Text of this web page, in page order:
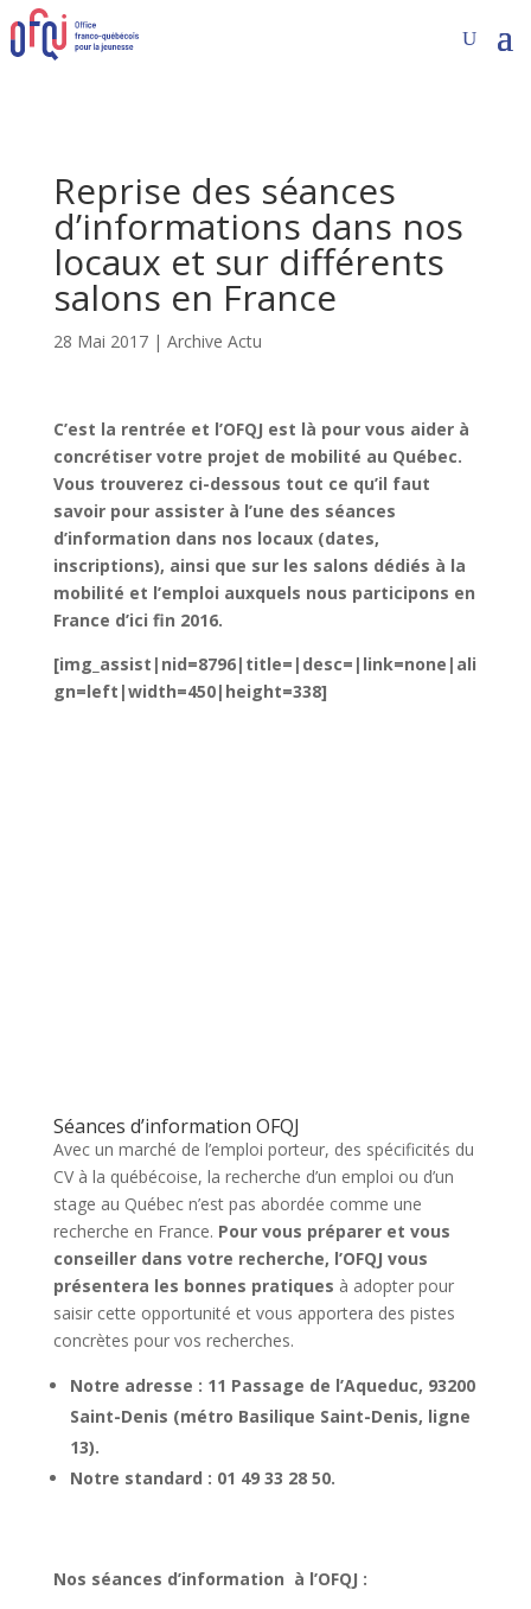
Reprise des séances
d’informations dans nos
locaux et sur différents
salons en France
28 Mai 2017| Archive Actu
C’est la rentrée et l’OFQJ est là pour vous aider à
concrétiser votre projet de mobilité au Québec.
Vous trouverez ci-dessous tout ce qu’il faut
savoir pour assister à l’une des séances
d’information dans nos locaux (dates,
inscriptions), ainsi que sur les salons dédiés à la
mobilité et l’emploi auxquels nous participons en
France d’ici fin 2016.
[img_assist|nid=8796|title=|desc=|link=none|ali
gn=left|width=450|height=338]
Séances d’information OFQJ
Avec un marché de l’emploi porteur, des spécificités du
CV à la québécoise, la recherche d’un emploi ou d’un
stage au Québec n’est pas abordée comme une
recherche en France. Pour vous préparer et vous
conseiller dans votre recherche, l’OFQJ vous
présentera les bonnes pratiques à adopter pour
saisir cette opportunité et vous apportera des pistes
concrètes pour vos recherches.
Notre adresse : 11 Passage de l’Aqueduc, 93200
Saint-Denis (métro Basilique Saint-Denis, ligne
13).
Notre standard : 01 49 33 28 50.
Nos séances d’information à l’OFQJ :